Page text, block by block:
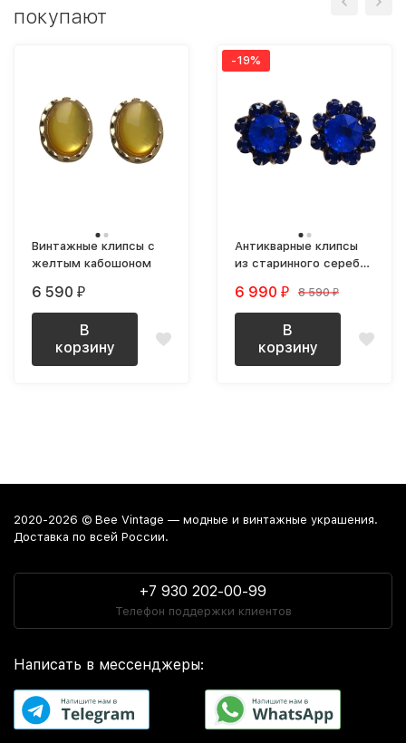
покупают
Винтажные клипсы с
желтым кабошоном
6 590 ₽
В
корзину
-19%
Антикварные клипсы
из старинного серебра
6 990 ₽ 8 590 ₽
В
корзину
2020-2026 © Bee Vintage — модные и винтажные украшения.
Доставка по всей России.
+7 930 202-00-99
Телефон поддержки клиентов
Написать в мессенджеры: